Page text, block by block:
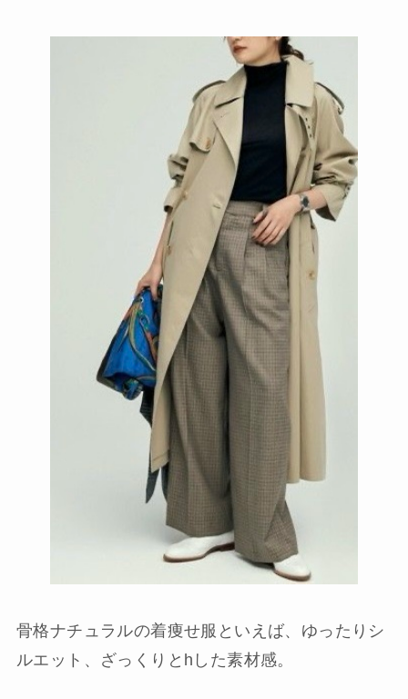
骨格ナチュラルの着痩せ服といえば、ゆったりシ
ルエット、ざっくりとhした素材感。